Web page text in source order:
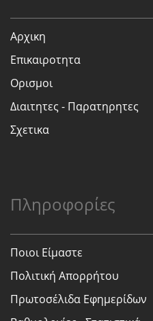
Αρχικη
Επικαιροτητα
Ορισμοι
Διαιτητες - Παρατηρητες
Σχετικα
Πληροφορίες
Ποιοι Είμαστε
Πολιτική Απορρήτου
Πρωτοσέλιδα Εφημερίδων